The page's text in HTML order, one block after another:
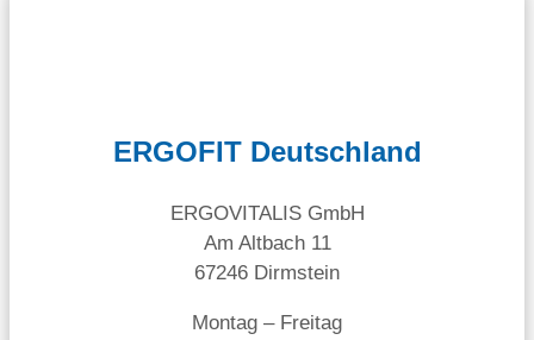
ERGOFIT Deutschland
ERGOVITALIS GmbH
Am Altbach 11
67246 Dirmstein
Montag – Freitag